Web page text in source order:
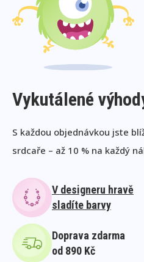
Vykutálené
S každou objednávkou jste
srdcaře – až 10 % na každý
V designeru hravě
sladíte barvy
Doprava zdarma
od 890 Kč